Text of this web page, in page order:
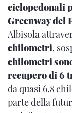
ciclopedonali
Greenway del
Albisola
chilometri,
chilometri
recupero di 6
da quasi 6,8
parte della